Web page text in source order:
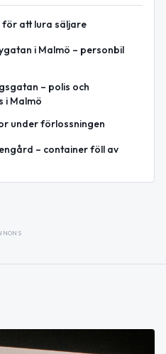
att lura säljare
i Malmö – personbil
– polis och
i Malmö
under förlossningen
– container föll av